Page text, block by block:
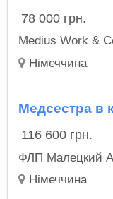
78 000 грн.
Medius Work &
Німеччина
Медсестра в
116 600 грн.
ФЛП Малецкий
Німеччина